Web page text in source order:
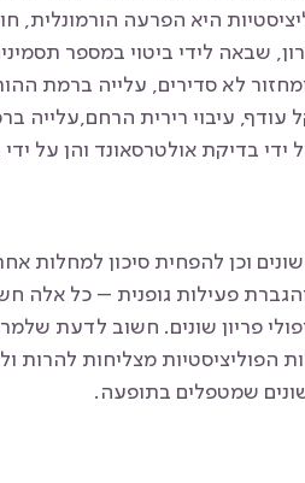
היא הפרעה הורמונלית,
שבאה לידי ביטוי במספר
לא סדירים, עלייה ברמת
עודף, עיבוי רירית הרחם,עלייה
בדיקת אולטרסאונד והן על
וכן להפחית סיכון למחלות
פעילות גופנית – כל אלה
פריון שונים. חשוב לדעת
הפוליציסטיות מצליחות להרות
שמטפלים בתופעה.